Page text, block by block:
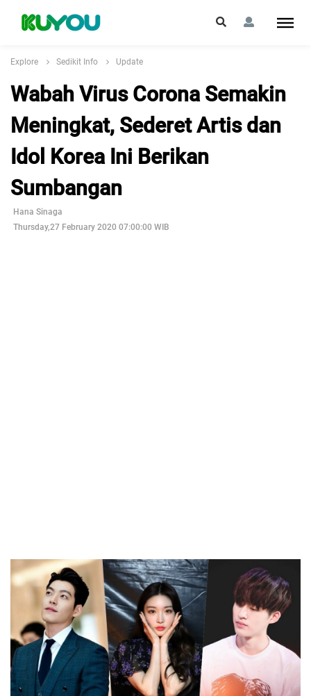
Explore Sedikit Info Update
Wabah Virus Corona Semakin
Meningkat, Sederet Artis dan
Idol Korea Ini Berikan
Sumbangan
Hana Sinaga
Thursday,27 February 2020 07:00:00 WIB